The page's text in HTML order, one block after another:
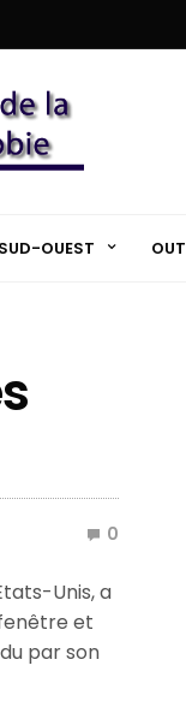
SUD-OUEST
0
Unis, a
et
par son